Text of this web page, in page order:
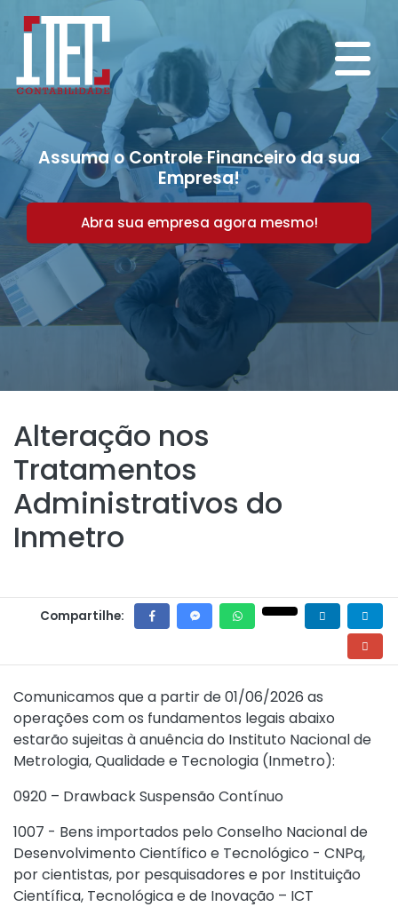
Assuma o Controle Financeiro da sua
Empresa!
Abra sua empresa agora mesmo!
Alteração nos
Tratamentos
Administrativos do
Inmetro
Compartilhe:
Comunicamos que a partir de 01/06/2026 as
operações com os fundamentos legais abaixo
estarão sujeitas à anuência do Instituto Nacional de
Metrologia, Qualidade e Tecnologia (Inmetro):
0920 – Drawback Suspensão Contínuo
1007 - Bens importados pelo Conselho Nacional de
Desenvolvimento Científico e Tecnológico - CNPq,
por cientistas, por pesquisadores e por Instituição
Científica, Tecnológica e de Inovação – ICT